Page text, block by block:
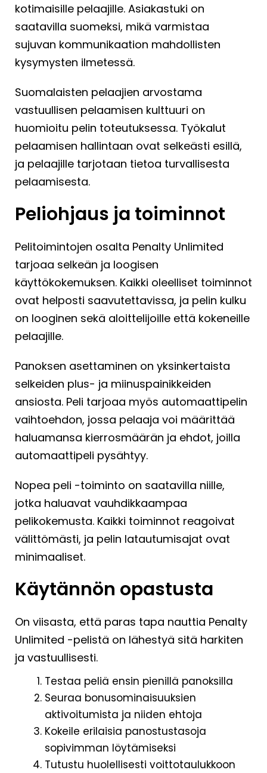
kotimaisille pelaajille. Asiakastuki on
saatavilla suomeksi, mikä varmistaa
sujuvan kommunikaation mahdollisten
kysymysten ilmetessä.
Suomalaisten pelaajien arvostama
vastuullisen pelaamisen kulttuuri on
huomioitu pelin toteutuksessa. Työkalut
pelaamisen hallintaan ovat selkeästi esillä,
ja pelaajille tarjotaan tietoa turvallisesta
pelaamisesta.
Peliohjaus ja toiminnot
Pelitoimintojen osalta Penalty Unlimited
tarjoaa selkeän ja loogisen
käyttökokemuksen. Kaikki oleelliset toiminnot
ovat helposti saavutettavissa, ja pelin kulku
on looginen sekä aloittelijoille että kokeneille
pelaajille.
Panoksen asettaminen on yksinkertaista
selkeiden plus- ja miinuspainikkeiden
ansiosta. Peli tarjoaa myös automaattipelin
vaihtoehdon, jossa pelaaja voi määrittää
haluamansa kierrosmäärän ja ehdot, joilla
automaattipeli pysähtyy.
Nopea peli -toiminto on saatavilla niille,
jotka haluavat vauhdikkaampaa
pelikokemusta. Kaikki toiminnot reagoivat
välittömästi, ja pelin latautumisajat ovat
minimaaliset.
Käytännön opastusta
On viisasta, että paras tapa nauttia Penalty
Unlimited -pelistä on lähestyä sitä harkiten
ja vastuullisesti.
Testaa peliä ensin pienillä panoksilla
Seuraa bonusominaisuuksien
aktivoitumista ja niiden ehtoja
Kokeile erilaisia panostustasoja
sopivimman löytämiseksi
Tutustu huolellisesti voittotaulukkoon